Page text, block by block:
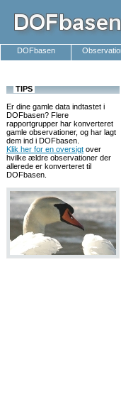
DOFbasen
TIPS
Er dine gamle data indtastet i
DOFbasen? Flere
rapportgrupper har konverteret
gamle observationer, og har lagt
dem ind i DOFbasen.
Klik her for en oversigt over
hvilke ældre observationer der
allerede er konverteret til
DOFbasen.